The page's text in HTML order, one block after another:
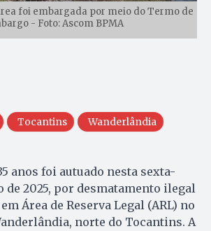
foi embargada por meio do Termo de
- Foto: Ascom BPMA
Tocantins Wanderlândia
anos foi autuado nesta sexta-
de 2025, por desmatamento ilegal
Área de Reserva Legal (ARL) no
norte do Tocantins. A